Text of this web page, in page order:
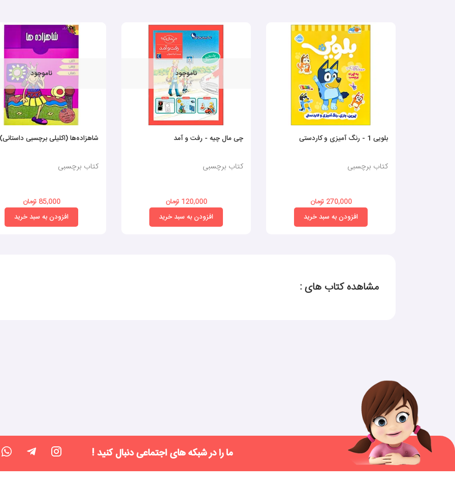
بلویی 1 - رنگ آمیزی و کاردستی
کتاب برچسبی
270,000 تومان
افزودن به سبد خرید
ناموجود
چی مال چیه - رفت و آمد
کتاب برچسبی
120,000 تومان
افزودن به سبد خرید
ناموجود
شاهزاده‌ها (اکلیلی برچسبی داستانی)
کتاب برچسبی
85,000 تومان
افزودن به سبد خرید
مشاهده کتاب های :
ما را در شبکه های اجتماعی دنبال کنید !